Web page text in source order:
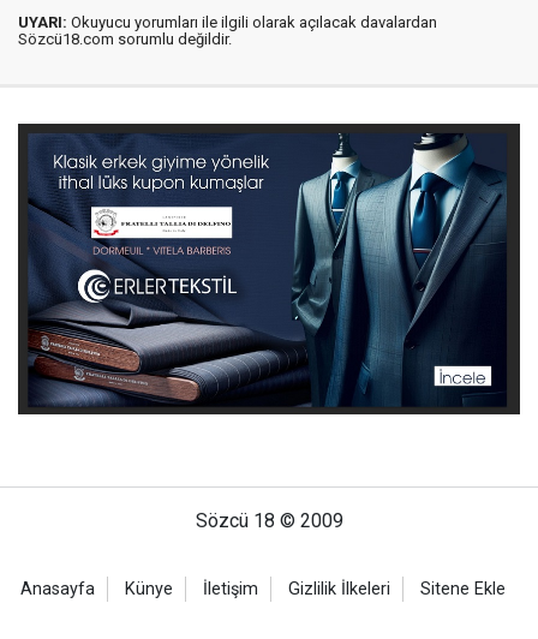
UYARI: Okuyucu yorumları ile ilgili olarak açılacak davalardan
Sözcü18.com sorumlu değildir.
Sözcü 18 © 2009
Anasayfa Künye İletişim Gizlilik İlkeleri Sitene Ekle